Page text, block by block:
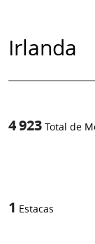
Irlanda
4 923 Total de
1 Estacas